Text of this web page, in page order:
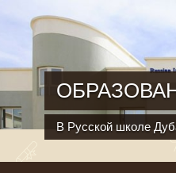
В Русской школе